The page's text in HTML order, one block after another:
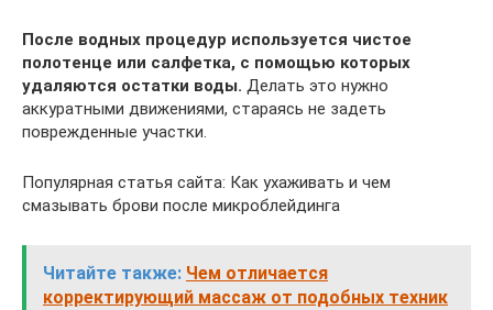
После водных процедур используется чистое
полотенце или салфетка, с помощью которых
удаляются остатки воды. Делать это нужно
аккуратными движениями, стараясь не задеть
поврежденные участки.
Популярная статья сайта: Как ухаживать и чем
смазывать брови после микроблейдинга
Читайте также: Чем отличается
корректирующий массаж от подобных техник